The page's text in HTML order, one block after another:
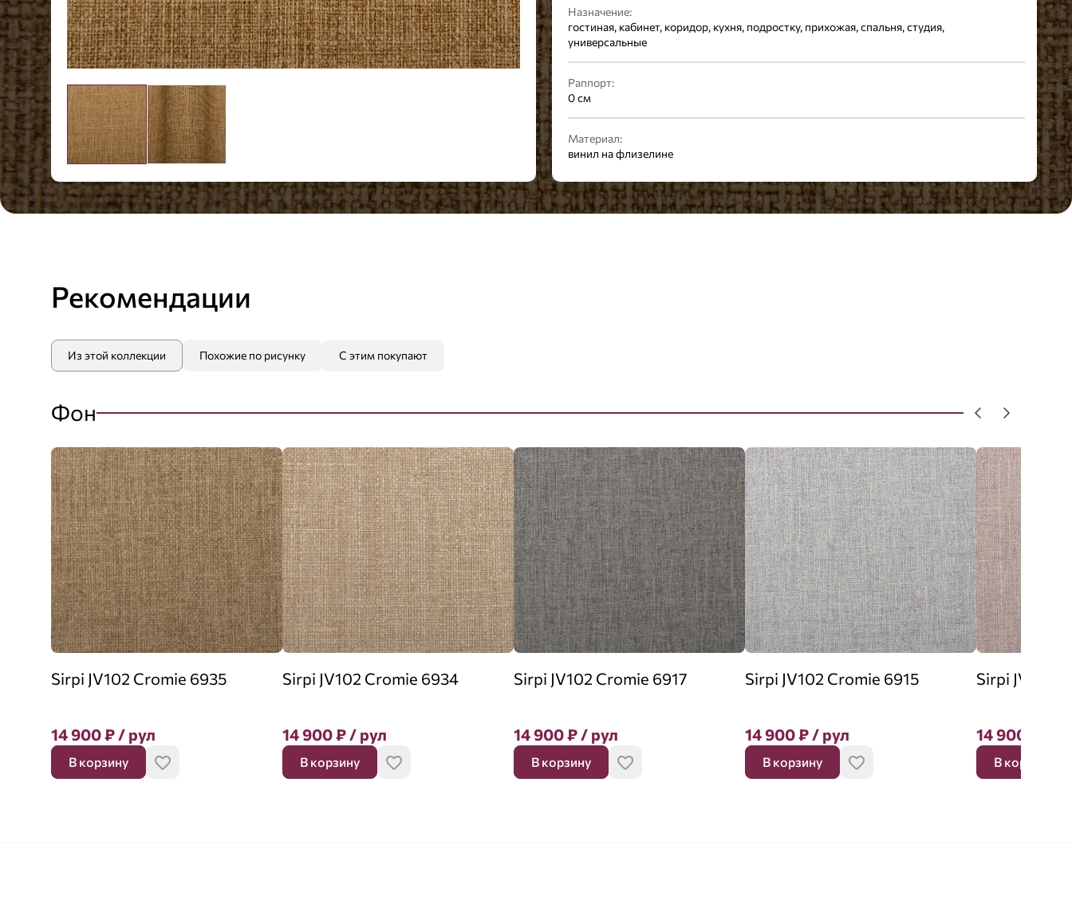
Назначение:
гостиная, кабинет, коридор, кухня, подростку, прихожая, спальня, студия,
универсальные
Раппорт:
0 см
Материал:
винил на флизелине
Стиль:
Современный
Рекомендации
Из этой коллекции Похожие по рисунку С этим покупают
Фон
Sirpi JV102 Cromie 6935
14 900₽/ рул
В корзину
Sirpi JV102 Cromie 6934
14 900₽/ рул
В корзину
Sirpi JV102 Cromie 6917
14 900₽/ рул
В корзину
Sirpi JV102 Cromie 6915
14 900₽/ рул
В корзину
Sirpi JV102
14 900
В корзину